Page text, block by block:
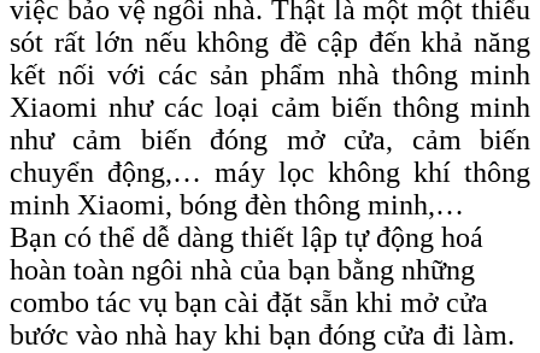
việc bảo vệ ngôi nhà. Thật là một một thiếu
sót rất lớn nếu không đề cập đến khả năng
kết nối với các sản phẩm nhà thông minh
Xiaomi như các loại cảm biến thông minh
như cảm biến đóng mở cửa, cảm biến
chuyển động,… máy lọc không khí thông
minh Xiaomi, bóng đèn thông minh,…
Bạn có thể dễ dàng thiết lập tự động hoá
hoàn toàn ngôi nhà của bạn bằng những
combo tác vụ bạn cài đặt sẵn khi mở cửa
bước vào nhà hay khi bạn đóng cửa đi làm.